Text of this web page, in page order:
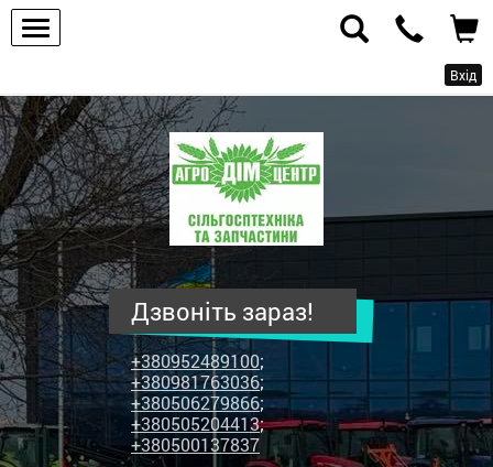
Вхід
ПП
"Агродім-
центр"
-
продаж
сільськогосподарської
техніки
та
запчастин
Дзвоніть зараз!
+380952489100;
+380981763036;
+380506279866;
+380505204413;
+380500137837